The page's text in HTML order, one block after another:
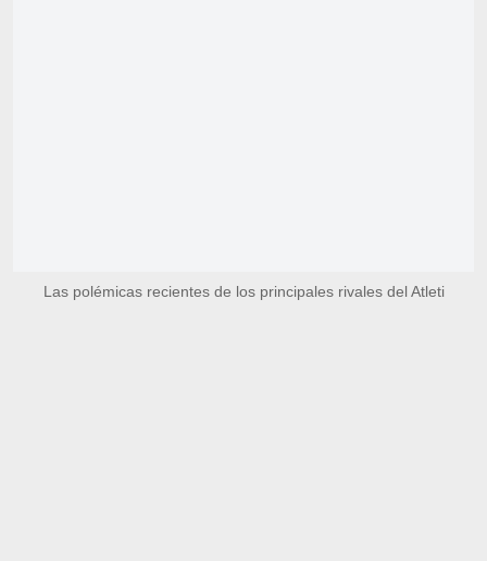
Las polémicas recientes de los principales rivales del Atleti